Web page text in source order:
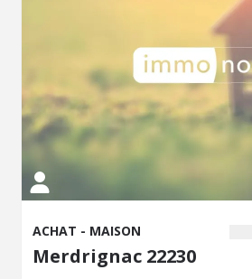
ACHAT - MAISON
Merdrignac 22230